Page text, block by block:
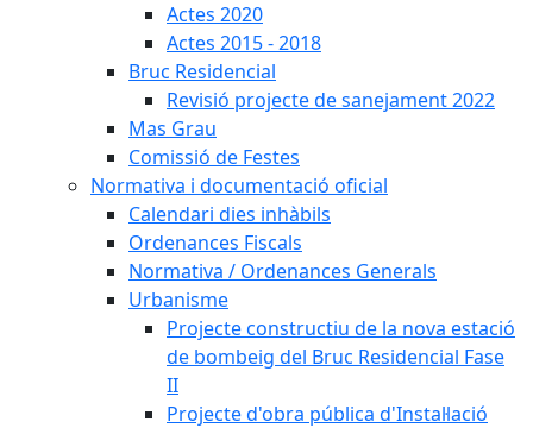
Actes 2020
Actes 2015 - 2018
Bruc Residencial
Revisió projecte de sanejament 2022
Mas Grau
Comissió de Festes
Normativa i documentació oficial
Calendari dies inhàbils
Ordenances Fiscals
Normativa / Ordenances Generals
Urbanisme
Projecte constructiu de la nova estació
de bombeig del Bruc Residencial Fase
II
Projecte d'obra pública d'Instal·lació